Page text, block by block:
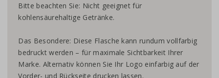
Bitte beachten Sie: Nicht geeignet für
kohlensäurehaltige Getränke.
Das Besondere: Diese Flasche kann rundum vollfarbig
bedruckt werden – für maximale Sichtbarkeit Ihrer
Marke. Alternativ können Sie Ihr Logo einfarbig auf der
Vorder- und Rückseite drucken lassen.